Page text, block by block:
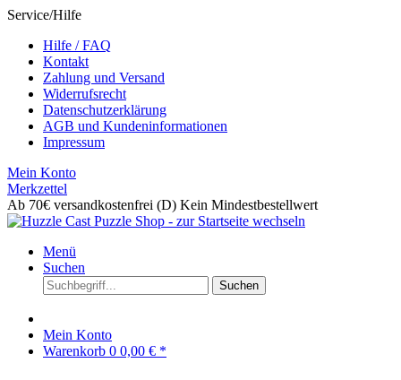
Service/Hilfe
Hilfe / FAQ
Kontakt
Zahlung und Versand
Widerrufsrecht
Datenschutzerklärung
AGB und Kundeninformationen
Impressum
Mein Konto
Merkzettel
Ab 70€ versandkostenfrei (D) Kein Mindestbestellwert
Menü
Suchen
Suchen
Mein Konto
Warenkorb 0 0,00 € *